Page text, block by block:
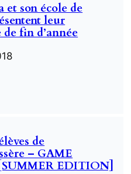
son école de
leur
de fin d’année
de
– GAME
EDITION]